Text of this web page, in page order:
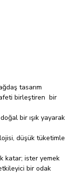
tasarım
birleştiren bir
bir ışık yayarak
düşük tüketimle
katar; ister yemek
bir odak